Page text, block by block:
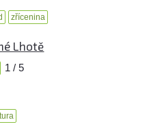
zřícenina
Lhotě
1 / 5